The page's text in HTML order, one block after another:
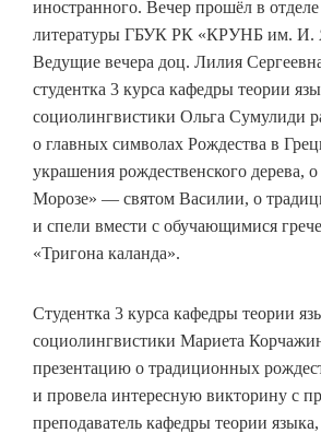
иностранного. Вечер прошёл в
литературы ГБУК РК «КРУНБ им. И.
Ведущие вечера доц. Лилия
студентка 3 курса кафедры теории
социолингвистики Ольга Сумулиди
о главных символах Рождества в
украшения рождественского дерева, о
Морозе» — святом Василии, о
и спели вмести с обучающимися
«Тригона каланда».
Студентка 3 курса кафедры теории
социолингвистики Мариета
презентацию о традиционных
и провела интересную викторину с
преподаватель кафедры теории